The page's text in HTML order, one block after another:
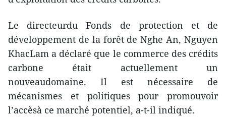
Le directeurdu Fonds de protection et de
développement de la forêt de Nghe An, Nguyen
KhacLam a déclaré que le commerce des crédits
carbone était actuellement un
nouveaudomaine. Il est nécessaire de
mécanismes et politiques pour promouvoir
l’accèsà ce marché potentiel, a-t-il indiqué.